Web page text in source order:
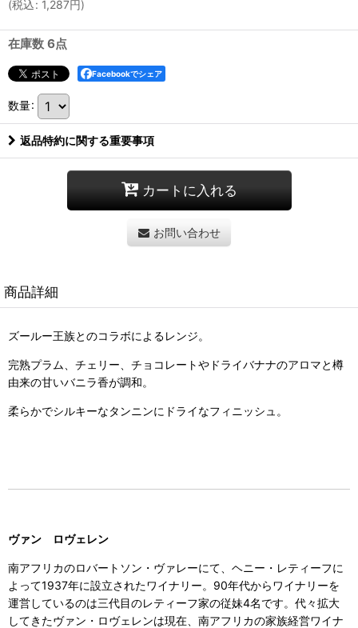
(税込: 1,287円)
在庫数 6点
Facebookでシェア
数量:
返品特約に関する重要事項
カートに入れる
お問い合わせ
商品詳細
ズールー王族とのコラボによるレンジ。
完熟プラム、チェリー、チョコレートやドライバナナのアロマと樽
由来の甘いバニラ香が調和。
柔らかでシルキーなタンニンにドライなフィニッシュ。
ヴァン ロヴェレン
南アフリカのロバートソン・ヴァレーにて、ヘニー・レティーフに
よって1937年に設立されたワイナリー。90年代からワイナリーを
運営しているのは三代目のレティーフ家の従妹4名です。代々拡大
してきたヴァン・ロヴェレンは現在、南アフリカの家族経営ワイナ